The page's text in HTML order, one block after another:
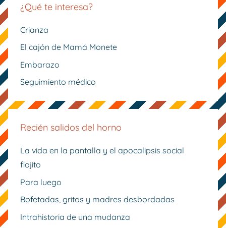
¿Qué te interesa?
Crianza
El cajón de Mamá Monete
Embarazo
Seguimiento médico
Recién salidos del horno
La vida en la pantalla y el apocalipsis social
flojito
Para luego
Bofetadas, gritos y madres desbordadas
Intrahistoria de una mudanza